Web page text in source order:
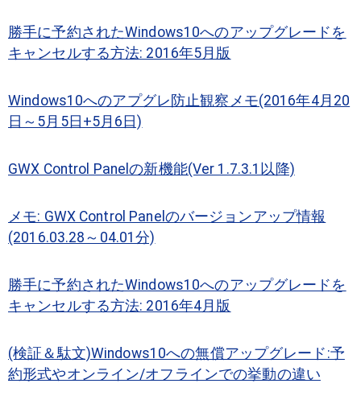
勝手に予約されたWindows10へのアップグレードを
キャンセルする方法: 2016年5月版
Windows10へのアプグレ防止観察メモ(2016年4月20
日～5月5日+5月6日)
GWX Control Panelの新機能(Ver 1.7.3.1以降)
メモ: GWX Control Panelのバージョンアップ情報
(2016.03.28～04.01分)
勝手に予約されたWindows10へのアップグレードを
キャンセルする方法: 2016年4月版
(検証＆駄文)Windows10への無償アップグレード:予
約形式やオンライン/オフラインでの挙動の違い